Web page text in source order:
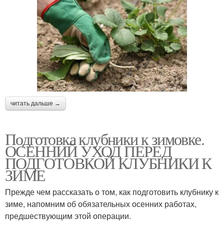
читать дальше →
Подготовка клубники к зимовке.
ОСЕННИЙ УХОД ПЕРЕД
ПОДГОТОВКОЙ КЛУБНИКИ К
ЗИМЕ
Прежде чем рассказать о том, как подготовить клубнику к
зиме, напомним об обязательных осенних работах,
предшествующим этой операции.